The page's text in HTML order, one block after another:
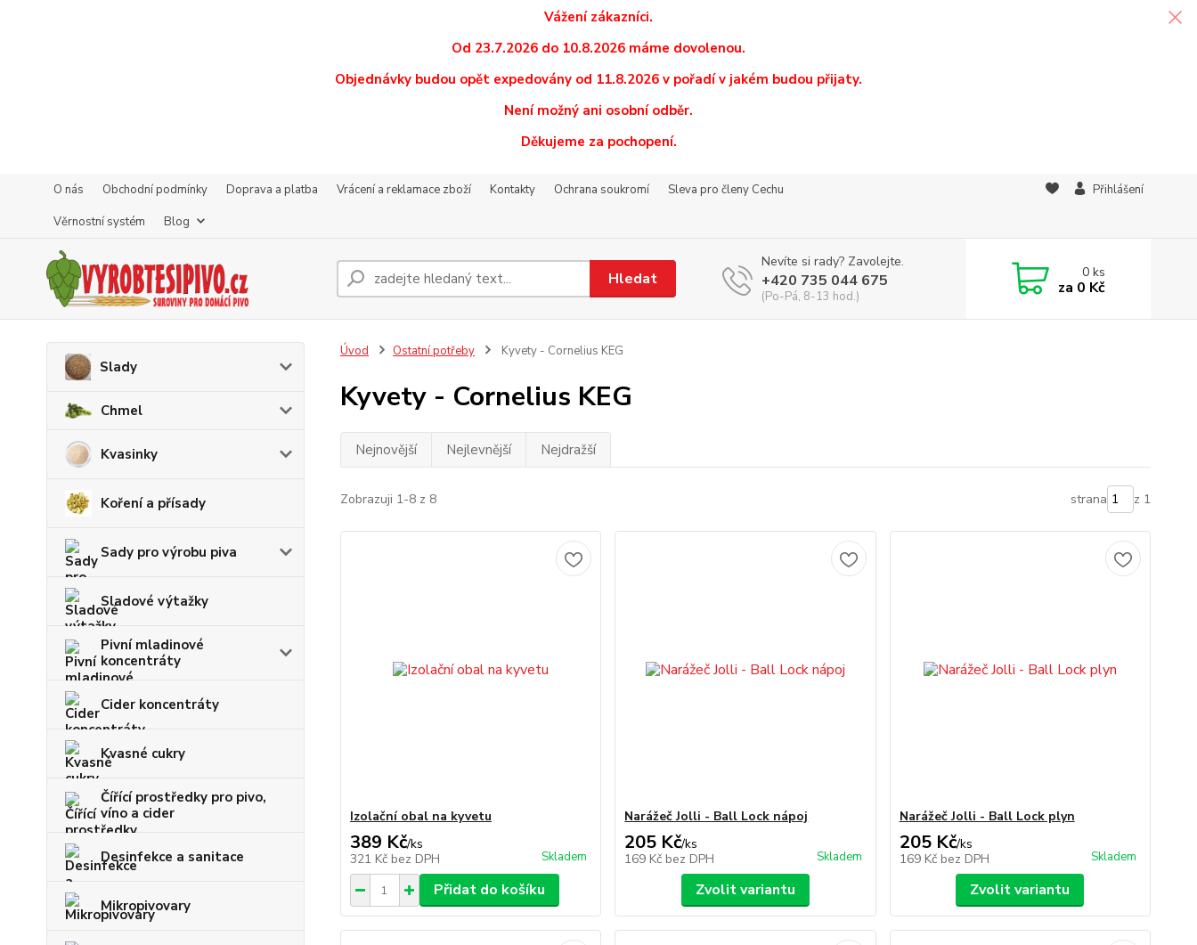
Vážení zákazníci.
Od 23.7.2026 do 10.8.2026 máme dovolenou.
Objednávky budou opět expedovány od 11.8.2026 v pořadí v jakém budou přijaty.
Není možný ani osobní odběr.
Děkujeme za pochopení.
O nás Obchodní podmínky Doprava a platba Vrácení a reklamace zboží Kontakty Ochrana soukromí
Sleva pro členy Cechu
Věrnostní systém
Blog
Přihlášení
Hledat
Nevíte si rady? Zavolejte.
+420 735 044 675
(Po-Pá, 8-13 hod.)
0ks
za 0 Kč
Slady
Chmel
Kvasinky
Koření a přísady
Sady pro výrobu piva
Sladové výtažky
Pivní mladinové
koncentráty
Cider koncentráty
Kvasné cukry
Čířící prostředky pro pivo,
víno a cider
Desinfekce a sanitace
Mikropivovary
Úvod Ostatní potřeby Kyvety - Cornelius KEG
Kyvety - Cornelius KEG
Nejnovější Nejlevnější Nejdražší
Zobrazuji 1-8 z 8 strana z 1
Izolační obal na kyvetu
389 Kč/ks
321 Kč bez DPH Skladem
Přidat do košíku
Narážeč Jolli - Ball Lock nápoj
205 Kč/ks
169 Kč bez DPH Skladem
Zvolit variantu
Narážeč Jolli - Ball Lock plyn
205 Kč/ks
169 Kč bez DPH Skladem
Zvolit variantu